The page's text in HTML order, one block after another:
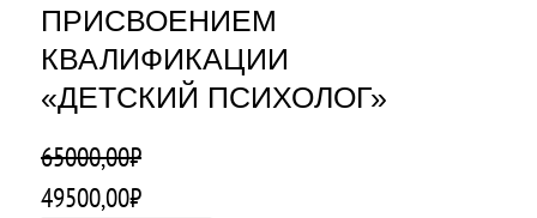
ПРИСВОЕНИЕМ
КВАЛИФИКАЦИИ
«ДЕТСКИЙ ПСИХОЛОГ»
65000,00₽
П
49500,00₽Т